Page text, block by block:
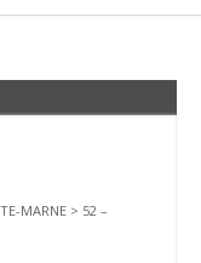
MARNE > 52 –